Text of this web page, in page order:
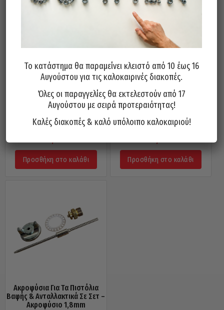
Ακροφύσια Για Τα Πιστόλια
Βαφής & Ανταλλακτικά Σε Σετ –
Ακροφύσιο 1,4mm
Προσθήκη στο καλάθι
Ακροφύσια Για Τα Πιστόλια
Βαφής & Ανταλλακτικά Σε Σετ –
Ακροφύσιο 2,2mm
Προσθήκη στο καλάθι
Ακροφύσια Για Τα Πιστόλια
Βαφής & Ανταλλακτικά Σε Σετ –
Ακροφύσιο 1,8mm
Το κατάστημα θα παραμείνει κλειστό από 10 έως 16
Αυγούστου για τις καλοκαιρινές διακοπές.
Όλες οι παραγγελίες θα εκτελεστούν από 17
Αυγούστου με σειρά προτεραιότητας!
Καλές διακοπές & καλό υπόλοιπο καλοκαιριού!